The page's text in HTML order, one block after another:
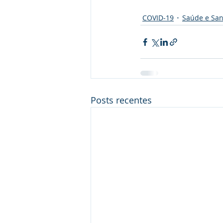
COVID-19 Saúde e
Posts recentes